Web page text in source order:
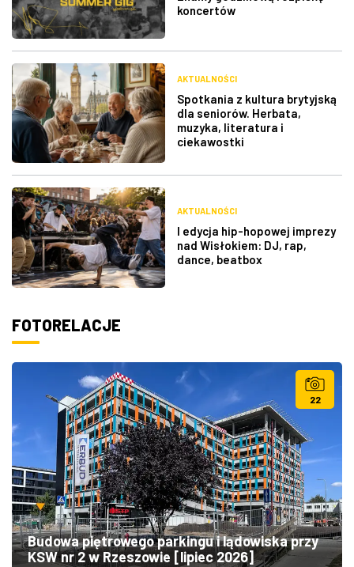
koncertów
AKTUALNOŚCI
Spotkania z kultura brytyjską
dla seniorów. Herbata,
muzyka, literatura i
ciekawostki
AKTUALNOŚCI
I edycja hip-hopowej imprezy
nad Wisłokiem: DJ, rap,
dance, beatbox
FOTORELACJE
22
Budowa piętrowego parkingu i lądowiska przy
KSW nr 2 w Rzeszowie [lipiec 2026]